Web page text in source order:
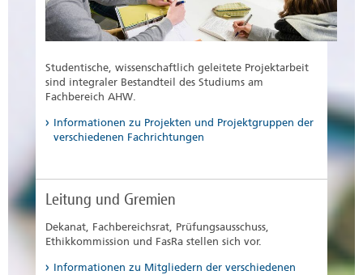
Studentische, wissenschaftlich geleitete Projektarbeit
sind integraler Bestandteil des Studiums am
Fachbereich AHW.
Informationen zu Projekten und Projektgruppen der
verschiedenen Fachrichtungen
Leitung und Gremien
Dekanat, Fachbereichsrat, Prüfungsausschuss,
Ethikkommission und FasRa stellen sich vor.
Informationen zu Mitgliedern der verschiedenen